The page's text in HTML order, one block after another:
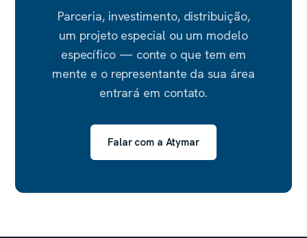
Parceria, investimento, distribuição,
um projeto especial ou um modelo
específico — conte o que tem em
mente e o representante da sua área
entrará em contato.
Falar com a Atymar